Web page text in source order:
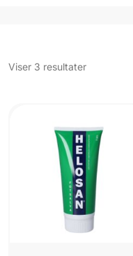
Viser 3 resultaterSorteret